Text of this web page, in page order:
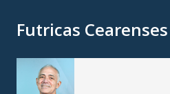
Futricas Cearenses